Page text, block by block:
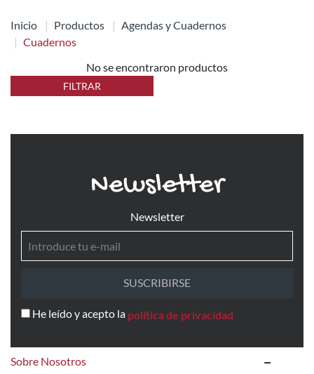
Inicio Productos
Agendas y Cuadernos
Cuadernos
No se encontraron productos
FILTRAR
Newsletter
Newsletter
SUSCRIBIRSE
He leído y acepto la política de privacidad
Sobre Nosotros